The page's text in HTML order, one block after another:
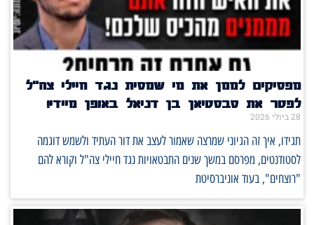
מפסיקים לממן את מי שמסית נגד חיילי צה"ל
לפטר את סבסטיאן בן דניאל באופן מיידי!
28 ביולי 2026
תגידו, איך זה הגיוני שמרצה שאמור לעצב את דור העתיד ולשמש דוגמה
לסטודנטים, מפרסם במשך שנים התבטאויות נגד חיילי צה"ל וקורא להם
"רוצחים", בעוד אוניברסיטת